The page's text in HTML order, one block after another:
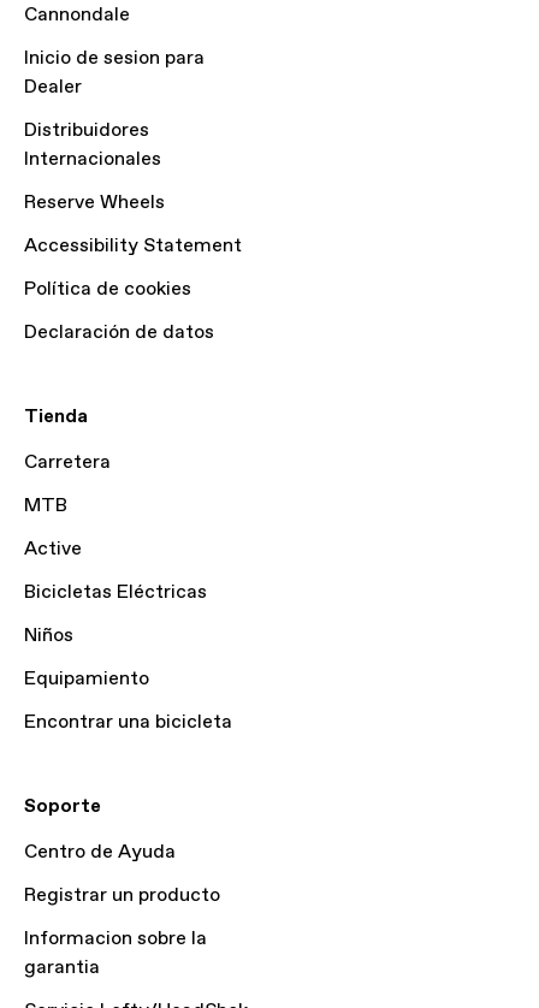
Cannondale
Inicio de sesion para
Dealer
Distribuidores
Internacionales
Reserve Wheels
Accessibility Statement
Política de cookies
Declaración de datos
Tienda
Carretera
MTB
Active
Bicicletas Eléctricas
Niños
Equipamiento
Encontrar una bicicleta
Soporte
Centro de Ayuda
Registrar un producto
Informacion sobre la
garantia